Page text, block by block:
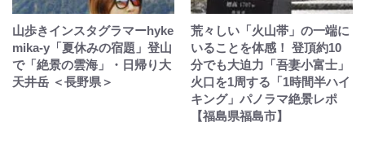
山歩きインスタグラマーhyke
mika-y「夏休みの宿題」登山
で「絶景の雲海」・日帰り大
天井岳 ＜長野県＞
荒々しい「火山帯」の一端に
いることを体感！ 登頂約10
分でも大迫力「吾妻小富士」
火口を1周する「1時間半ハイ
キング」パノラマ絶景レポ
【福島県福島市】